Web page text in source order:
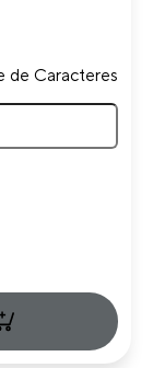
de Caracteres
+